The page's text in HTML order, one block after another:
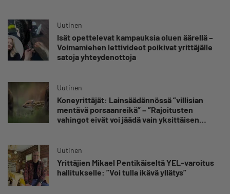
Uutinen
Isät opettelevat kampauksia oluen äärellä –
Voimamiehen lettivideot poikivat yrittäjälle
satoja yhteydenottoja
Uutinen
Koneyrittäjät: Lainsäädännössä ”villisian
mentävä porsaanreikä” – ”Rajoitusten
vahingot eivät voi jäädä vain yksittäisen
Uutinen
Yrittäjien Mikael Pentikäiseltä YEL-varoitus
hallitukselle: ”Voi tulla ikävä yllätys”